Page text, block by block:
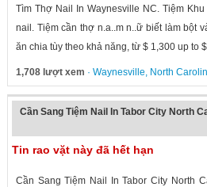
Tìm Thợ Nail In Waynesville NC. Tiệm
nail. Tiệm cần thợ n.a..m n..ữ biết làm bột
ăn chia tùy theo khả năng, từ $ 1,300 up to
1,708 lượt xem · Waynesville, North
Cần Sang Tiệm Nail In Tabor City North
Tin rao vặt này đã hết hạn
Cần Sang Tiệm Nail In Tabor City North